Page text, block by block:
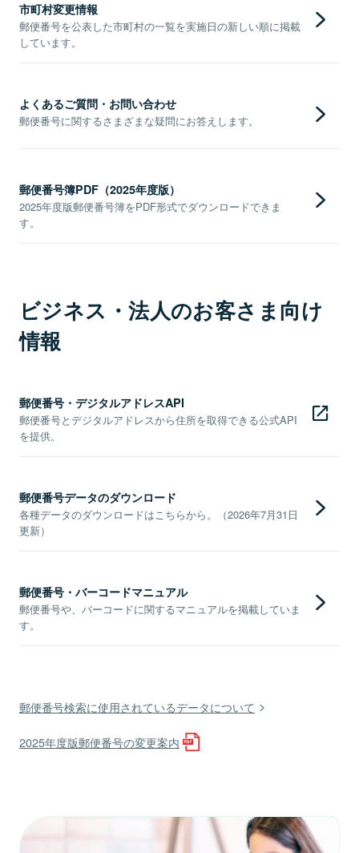
市町村変更情報
郵便番号を公表した市町村の一覧を実施日の新しい順に掲載
しています。
よくあるご質問・お問い合わせ
郵便番号に関するさまざまな疑問にお答えします。
郵便番号簿PDF（2025年度版）
2025年度版郵便番号簿をPDF形式でダウンロードできま
す。
ビジネス・法人のお客さま向け
情報
郵便番号・デジタルアドレスAPI
郵便番号とデジタルアドレスから住所を取得できる公式API
を提供。
郵便番号データのダウンロード
各種データのダウンロードはこちらから。（2026年7月31日
更新）
郵便番号・バーコードマニュアル
郵便番号や、バーコードに関するマニュアルを掲載していま
す。
郵便番号検索に使用されているデータについて
2025年度版郵便番号の変更案内